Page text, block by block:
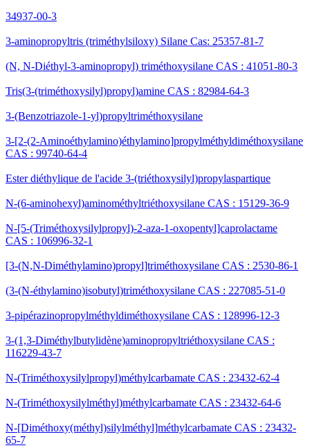
34937-00-3
3-aminopropyltris (triméthylsiloxy) Silane Cas: 25357-81-7
(N, N-Diéthyl-3-aminopropyl) triméthoxysilane CAS : 41051-80-3
Tris(3-(triméthoxysilyl)propyl)amine CAS : 82984-64-3
3-(Benzotriazole-1-yl)propyltriméthoxysilane
3-[2-(2-Aminoéthylamino)éthylamino]propylméthyldiméthoxysilane
CAS : 99740-64-4
Ester diéthylique de l'acide 3-(triéthoxysilyl)propylaspartique
N-(6-aminohexyl)aminométhyltriéthoxysilane CAS : 15129-36-9
N-[5-(Triméthoxysilylpropyl)-2-aza-1-oxopentyl]caprolactame
CAS : 106996-32-1
[3-(N,N-Diméthylamino)propyl]triméthoxysilane CAS : 2530-86-1
(3-(N-éthylamino)isobutyl)triméthoxysilane CAS : 227085-51-0
3-pipérazinopropylméthyldiméthoxysilane CAS : 128996-12-3
3-(1,3-Diméthylbutylidène)aminopropyltriéthoxysilane CAS :
116229-43-7
N-(Triméthoxysilylpropyl)méthylcarbamate CAS : 23432-62-4
N-(Triméthoxysilylméthyl)méthylcarbamate CAS : 23432-64-6
N-[Diméthoxy(méthyl)silylméthyl]méthylcarbamate CAS : 23432-
65-7